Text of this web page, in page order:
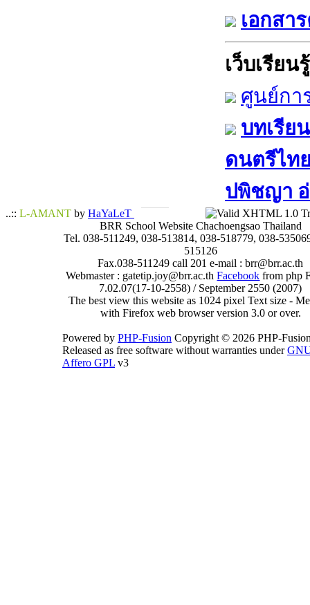
เอกสา
เว็บเรียนรู้
ศูนย์กา
บทเรีย
ดนตรีไท
ปพิชญา​ อ่
..:: L-AMANT by HaYaLeT
BRR School Website Chachoengsao Thailand
Tel. 038-511249, 038-513814, 038-518779, 038-
515126
Fax.038-511249 call 201 e-mail : brr@brr.ac.th
Webmaster : gatetip.joy@brr.ac.thFacebook from php
7.02.07(17-10-2558) / September 2550 (2007)
The best view this website as 1024 pixel Text size -
with Firefox web browser version 3.0 or over.
Powered by PHP-Fusion Copyright © 2026 PHP-
Released as free software without warranties under
Affero GPL v3